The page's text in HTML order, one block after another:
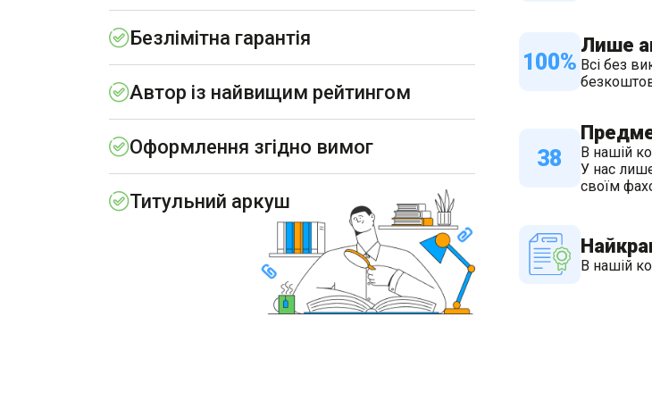
Безлімітна гарантія
Автор із найвищим рейтингом
Оформлення згідно вимог
Титульний аркуш
100%
Лише
Всі без
38
В нашій
У нас
своїм
В нашій